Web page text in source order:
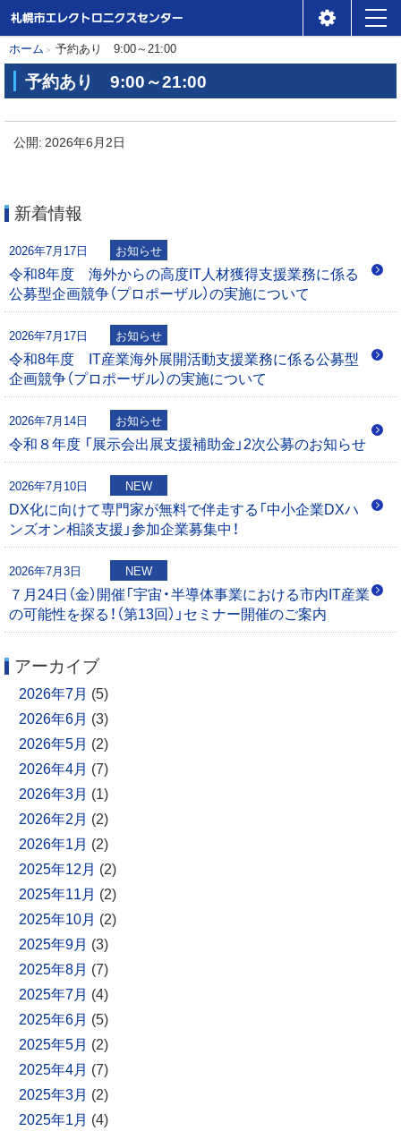
本
へ
札幌市エレクトロニクスセ
ンター
ニ
ュ
ー
現
在
位
置
の
ホーム 予約あり 9:00～21:00
予約あり 9:00～21:00
予
約
9
0
～
2
0
0
公開:2026年6月2日
新着情報
2026年7月17日 お知らせ
令和8年度 海外からの高度IT人材獲得支援業務に係る
公募型企画競争（プロポーザル）の実施について
2026年7月17日 お知らせ
令和8年度 IT産業海外展開活動支援業務に係る公募型
企画競争（プロポーザル）の実施について
2026年7月14日 お知らせ
令和８年度 「展示会出展支援補助金」2次公募のお知らせ
2026年7月10日 NEW
DX化に向けて専門家が無料で伴走する「中小企業DXハ
ンズオン相談支援」参加企業募集中！
2026年7月3日 NEW
７月24日（金）開催「宇宙・半導体事業における市内IT産業
の可能性を探る！（第13回）」セミナー開催のご案内
アーカイブ
2026年7月 (5)
2026年6月 (3)
2026年5月 (2)
2026年4月 (7)
2026年3月 (1)
2026年2月 (2)
2026年1月 (2)
2025年12月 (2)
2025年11月 (2)
2025年10月 (2)
2025年9月 (3)
2025年8月 (7)
2025年7月 (4)
2025年6月 (5)
2025年5月 (2)
2025年4月 (7)
2025年3月 (2)
2025年1月 (4)